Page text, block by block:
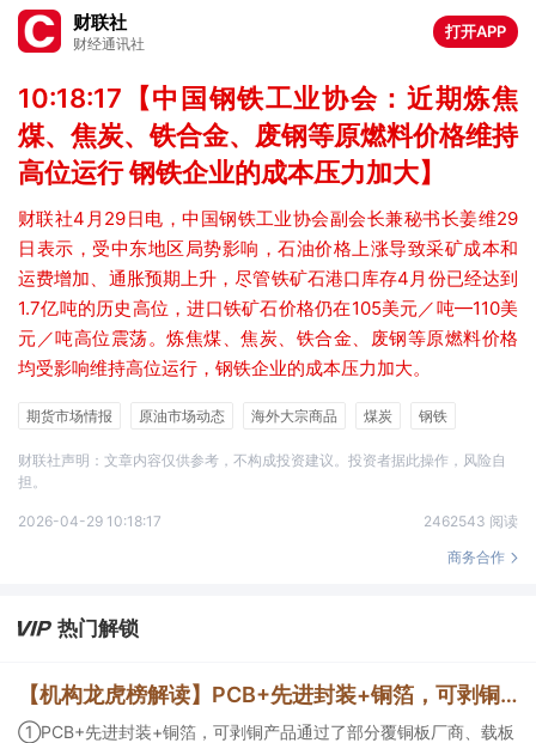
财联社
财经通讯社
打开APP
10:18:17【中国钢铁工业协会：近期炼焦
煤、焦炭、铁合金、废钢等原燃料价格维持
高位运行 钢铁企业的成本压力加大】
财联社4月29日电，中国钢铁工业协会副会长兼秘书长姜维29
日表示，受中东地区局势影响，石油价格上涨导致采矿成本和
运费增加、通胀预期上升，尽管铁矿石港口库存4月份已经达到
1.7亿吨的历史高位，进口铁矿石价格仍在105美元／吨—110美
元／吨高位震荡。炼焦煤、焦炭、铁合金、废钢等原燃料价格
均受影响维持高位运行，钢铁企业的成本压力加大。
期货市场情报 原油市场动态 海外大宗商品 煤炭
钢铁
财联社声明：文章内容仅供参考，不构成投资建议。投资者据此操作，风险自
担。
2026-04-29 10:18:17
2462543 阅读
商务合作
热门解锁
【机构龙虎榜解读】PCB+先进封装+铜箔，可剥铜产品通过了部分覆铜板厂商、载板厂商及相关芯片终端的认证，持续获得小批量订单，主要应用场景包括芯片封装光模块用PCB，机构大额净买入这家公司
①PCB+先进封装+铜箔，可剥铜产品通过了部分覆铜板厂商、载板